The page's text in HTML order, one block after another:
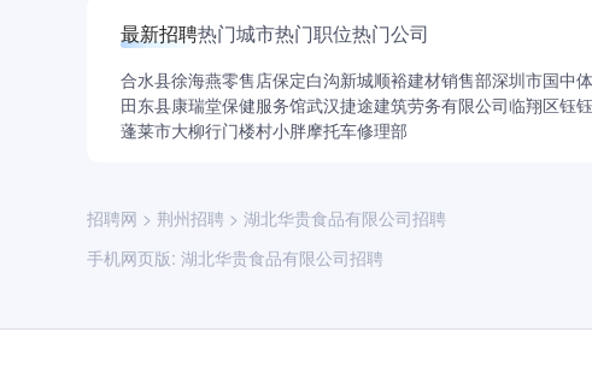
最新招聘热门城市热门职位热门公司
合水县徐海燕零售店保定白沟新城顺裕建材销售部深圳市国中
田东县康瑞堂保健服务馆武汉捷途建筑劳务有限公司临翔区钰
蓬莱市大柳行门楼村小胖摩托车修理部
招聘网 > 荆州招聘 > 湖北华贵食品有限公司招聘
手机网页版: 湖北华贵食品有限公司招聘